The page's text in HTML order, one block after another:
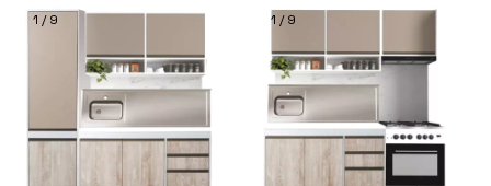
1 /9 1 /9